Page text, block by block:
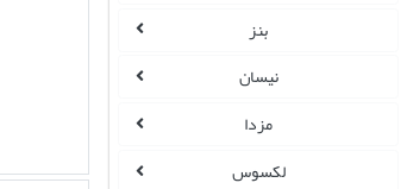
بنز
نیسان
مزدا
لکسوس